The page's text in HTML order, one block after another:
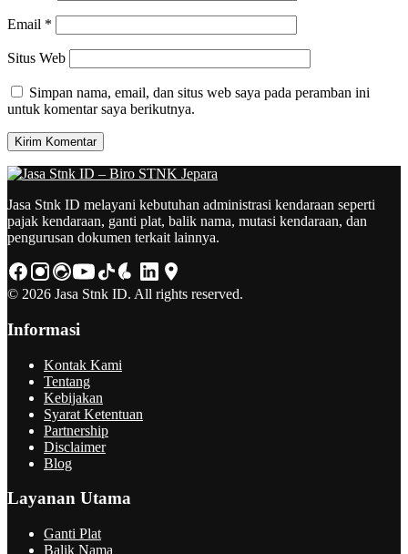
Email *
Situs Web
Simpan nama, email, dan situs web saya pada peramban ini
untuk komentar saya berikutnya.
Jasa Stnk ID melayani kebutuhan administrasi kendaraan seperti
pajak kendaraan, ganti plat, balik nama, mutasi kendaraan, dan
pengurusan dokumen terkait lainnya.
© 2026 Jasa Stnk ID. All rights reserved.
Informasi
Kontak Kami
Tentang
Kebijakan
Syarat Ketentuan
Partnership
Disclaimer
Blog
Layanan Utama
Ganti Plat
Balik Nama